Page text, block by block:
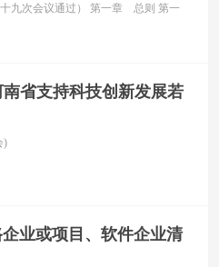
十九次会议通过） 第一章 总则 第一
省支持科技创新发展若
)
业或项目、软件企业清